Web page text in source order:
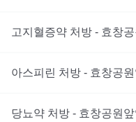
고지혈증약 처방 - 효창
아스피린 처방 - 효창공
당뇨약 처방 - 효창공원